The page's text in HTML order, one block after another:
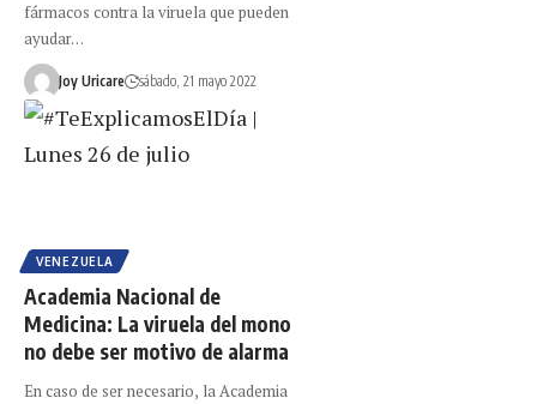
fármacos contra la viruela que pueden
ayudar…
Joy Uricare sábado, 21 mayo 2022
VENEZUELA
Academia Nacional de
Medicina: La viruela del mono
no debe ser motivo de alarma
En caso de ser necesario, la Academia